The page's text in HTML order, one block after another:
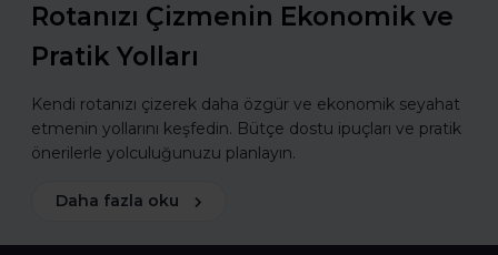
Rotanızı Çizmenin Ekonomik ve
Pratik Yolları
Kendi rotanızı çizerek daha özgür ve ekonomik seyahat
etmenin yollarını keşfedin. Bütçe dostu ipuçları ve pratik
önerilerle yolculuğunuzu planlayın.
Daha fazla oku